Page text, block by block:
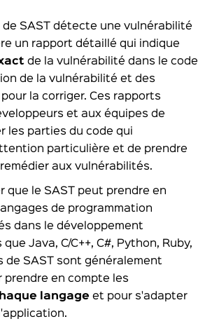
SAST détecte une vulnérabilité
un rapport détaillé qui indique
de la vulnérabilité dans le code
de la vulnérabilité et des
la corriger. Ces rapports
et aux équipes de
les parties du code qui
particulière et de prendre
aux vulnérabilités.
que le SAST peut prendre en
de programmation
dans le développement
Java, C/C++, C#, Python, Ruby,
de SAST sont généralement
prendre en compte les
langage et pour s'adapter